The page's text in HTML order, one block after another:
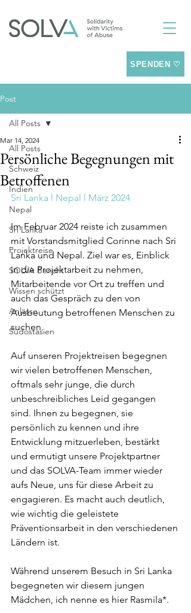
SPENDEN ♡
Post
All Posts
Schweiz
Indien
Nepal
Sri Lanka
Projektreise
SOLVA Bericht
Wissen schützt
Anlässe
Südostasien
All Posts
Persönliche Begegnungen mit
Betroffenen
Mar 14, 2024
Sri Lanka l Nepal l März 2024
Im Februar 2024 reiste ich zusammen
mit Vorstandsmitglied Corinne nach Sri
Lanka und Nepal. Ziel war es, Einblick
in die Projektarbeit zu nehmen,
Mitarbeitende vor Ort zu treffen und
auch das Gespräch zu den von
Ausbeutung betroffenen Menschen zu
suchen.
Auf unseren Projektreisen begegnen
wir vielen betroffenen Menschen,
oftmals sehr junge, die durch
unbeschreibliches Leid gegangen
sind. Ihnen zu begegnen, sie
persönlich zu kennen und ihre
Entwicklung mitzuerleben, bestärkt
und ermutigt unsere Projektpartner
und das SOLVA-Team immer wieder
aufs Neue, uns für diese Arbeit zu
engagieren. Es macht auch deutlich,
wie wichtig die geleistete
Präventionsarbeit in den verschiedenen
Ländern ist.
Während unserem Besuch in Sri Lanka
begegneten wir diesem jungen
Mädchen, ich nenne es hier Rasmila*.